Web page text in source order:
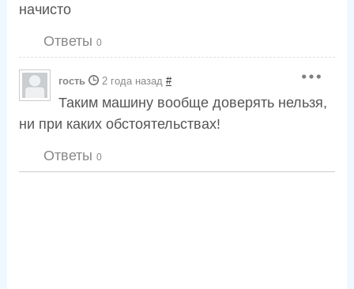
начисто
Ответы 0
гость 2 года назад #
Таким машину вообще доверять нельзя,
ни при каких обстоятельствах!
Ответы 0